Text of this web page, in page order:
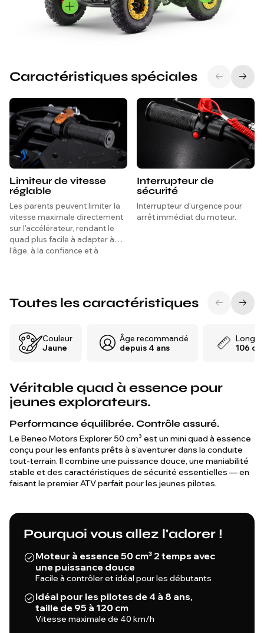
Caractéristiques spéciales
Limiteur de vitesse
réglable
Les parents peuvent limiter la
vitesse maximale directement
sur l'accélérateur, rendant le
quad plus facile à adapter à
l'âge, à la confiance et à
Interrupteur de
sécurité
Interrupteur d'urgence pour
arrêt immédiat du moteur.
Toutes les caractéristiques
Couleur
Jaune
Âge recommandé
depuis 4 ans
106 cm
Véritable quad à essence pour
jeunes explorateurs.
Performance équilibrée. Contrôle assuré.
Le Beneo Motors Explorer 50 cm³ est un mini quad à essence
conçu pour les enfants prêts à s'aventurer dans la conduite
tout-terrain. Il combine une puissance douce, une maniabilité
stable et des caractéristiques de sécurité essentielles — en
faisant le premier ATV parfait pour les jeunes pilotes.
Pourquoi vous allez l'adorer !
Moteur à essence 50 cm³ 2 temps avec
une puissance douce
Facile à contrôler et idéal pour les débutants
Idéal pour les pilotes de 4 à 8 ans,
taille de 95 à 120 cm
Vitesse maximale de 40 km/h